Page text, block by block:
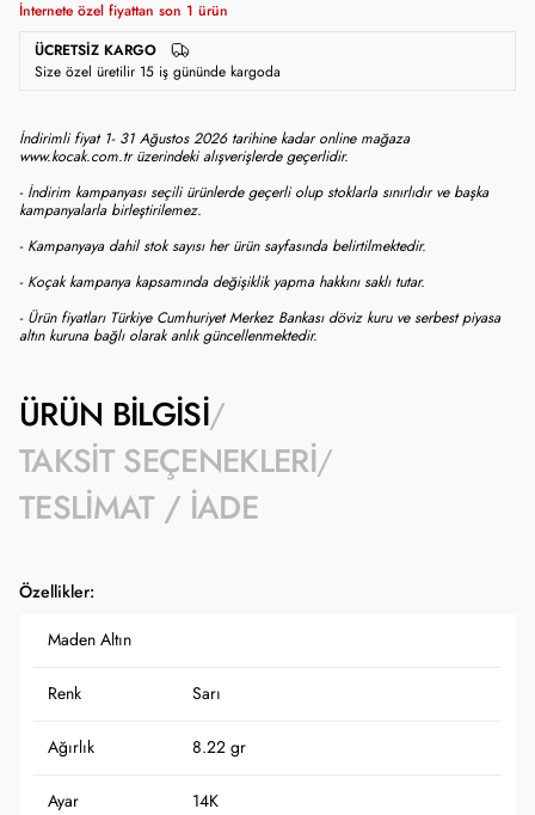
İnternete özel fiyattan son 1 ürün
ÜCRETSIZ KARGO
Size özel üretilir 15 iş gününde kargoda
İndirimli fiyat 1- 31 Ağustos 2026 tarihine kadar online mağaza
www.kocak.com.tr üzerindeki alışverişlerde geçerlidir.
- İndirim kampanyası seçili ürünlerde geçerli olup stoklarla sınırlıdır ve başka
kampanyalarla birleştirilemez.
- Kampanyaya dahil stok sayısı her ürün sayfasında belirtilmektedir.
- Koçak kampanya kapsamında değişiklik yapma hakkını saklı tutar.
- Ürün fiyatları Türkiye Cumhuriyet Merkez Bankası döviz kuru ve serbest piyasa
altın kuruna bağlı olarak anlık güncellenmektedir.
ÜRÜN BILGISI
TAKSIT SEÇENEKLERI
TESLIMAT / İADE
Özellikler:
Maden Altın
Renk Sarı
Ağırlık 8.22 gr
Ayar 14K